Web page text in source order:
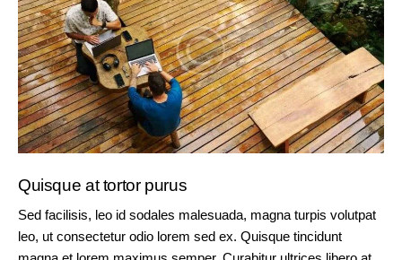
Quisque at tortor purus
Sed facilisis, leo id sodales malesuada, magna turpis volutpat
leo, ut consectetur odio lorem sed ex. Quisque tincidunt